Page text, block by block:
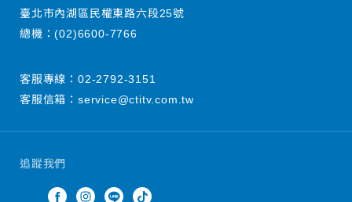
追蹤我們
臺北市內湖區民權東路六段25號
總機：(02)6600-7766
客服專線： 02-2792-3151
客服信箱： service@ctitv.com.tw